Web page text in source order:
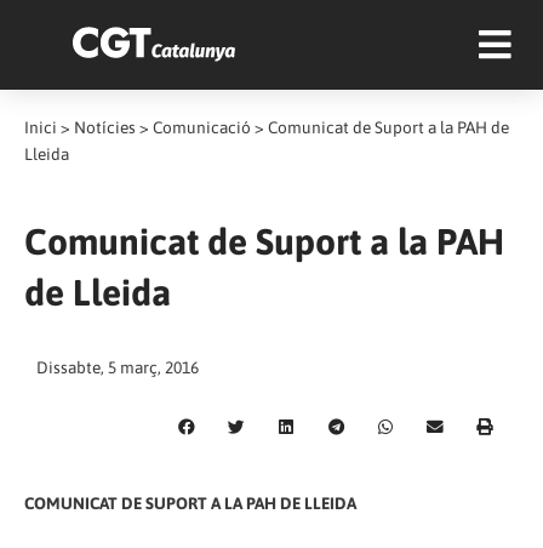
Inici > Notícies > Comunicació > Comunicat de Suport a la PAH de
Lleida
Comunicat de Suport a la PAH
de Lleida
Dissabte, 5 març, 2016
COMUNICAT DE SUPORT A LA PAH DE LLEIDA